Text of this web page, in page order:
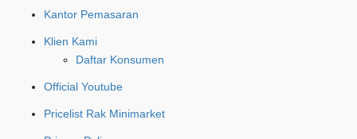
Kantor Pemasaran
Klien Kami
Daftar Konsumen
Official Youtube
Pricelist Rak Minimarket